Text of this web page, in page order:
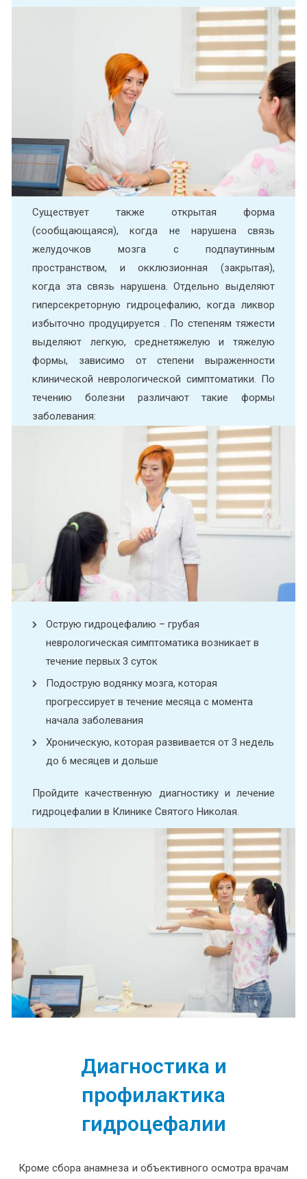
Существует также открытая форма
(сообщающаяся), когда не нарушена связь
желудочков мозга с подпаутинным
пространством, и окклюзионная (закрытая),
когда эта связь нарушена. Отдельно выделяют
гиперсекреторную гидроцефалию, когда ликвор
избыточно продуцируется . По степеням тяжести
выделяют легкую, среднетяжелую и тяжелую
формы, зависимо от степени выраженности
клинической неврологической симптоматики. По
течению болезни различают такие формы
заболевания:
Острую гидроцефалию – грубая
неврологическая симптоматика возникает в
течение первых 3 суток
Подострую водянку мозга, которая
прогрессирует в течение месяца с момента
начала заболевания
Хроническую, которая развивается от 3 недель
до 6 месяцев и дольше
Пройдите качественную диагностику и лечение
гидроцефалии в Клинике Святого Николая.
Диагностика и
профилактика
гидроцефалии
Кроме сбора анамнеза и объективного осмотра врачам